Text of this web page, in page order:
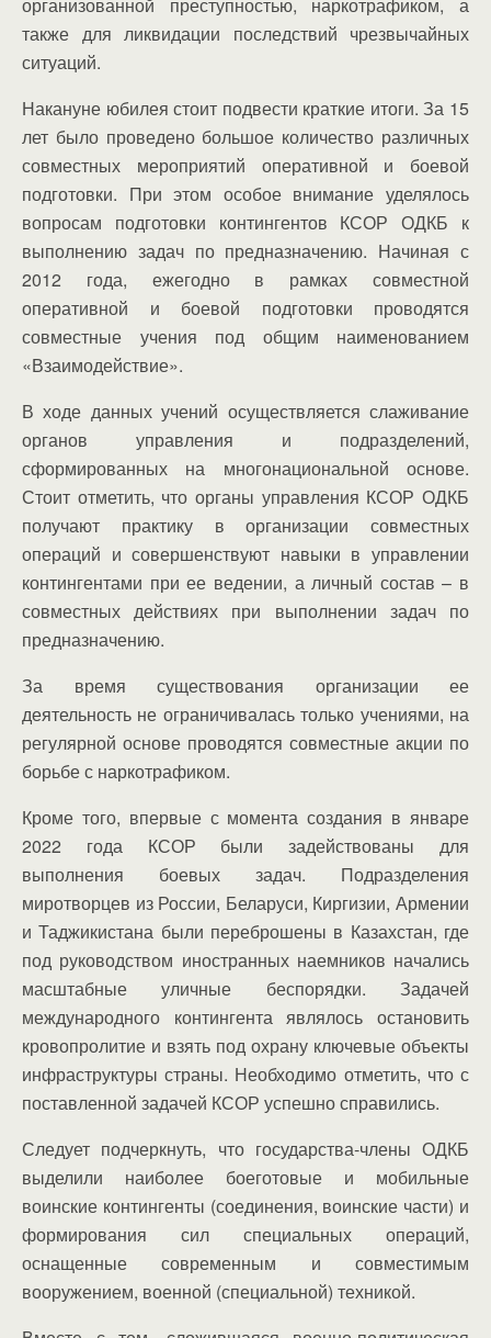
также для ликвидации последствий чрезвычайных
ситуаций.
Накануне юбилея стоит подвести краткие итоги. За 15
лет было проведено большое количество различных
совместных мероприятий оперативной и боевой
подготовки. При этом особое внимание уделялось
вопросам подготовки контингентов КСОР ОДКБ к
выполнению задач по предназначению. Начиная с
2012 года, ежегодно в рамках совместной
оперативной и боевой подготовки проводятся
совместные учения под общим наименованием
«Взаимодействие».
В ходе данных учений осуществляется слаживание
органов управления и подразделений,
сформированных на многонациональной основе.
Стоит отметить, что органы управления КСОР ОДКБ
получают практику в организации совместных
операций и совершенствуют навыки в управлении
контингентами при ее ведении, а личный состав – в
совместных действиях при выполнении задач по
предназначению.
За время существования организации ее
деятельность не ограничивалась только учениями, на
регулярной основе проводятся совместные акции по
борьбе с наркотрафиком.
Кроме того, впервые с момента создания в январе
2022 года КСОР были задействованы для
выполнения боевых задач. Подразделения
миротворцев из России, Беларуси, Киргизии, Армении
и Таджикистана были переброшены в Казахстан, где
под руководством иностранных наемников начались
масштабные уличные беспорядки. Задачей
международного контингента являлось остановить
кровопролитие и взять под охрану ключевые объекты
инфраструктуры страны. Необходимо отметить, что с
поставленной задачей КСОР успешно справились.
Следует подчеркнуть, что государства-члены ОДКБ
выделили наиболее боеготовые и мобильные
воинские контингенты (соединения, воинские части) и
формирования сил специальных операций,
оснащенные современным и совместимым
вооружением, военной (специальной) техникой.